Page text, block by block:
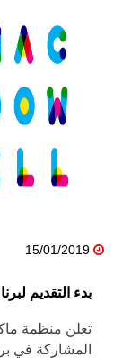
بدء التقديم
تعلن منظمة
المشاركة في